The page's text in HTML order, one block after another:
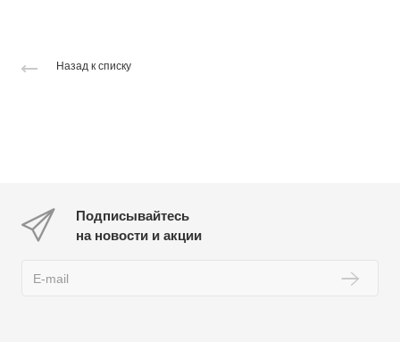
Назад к списку
Подписывайтесь
на новости и акции